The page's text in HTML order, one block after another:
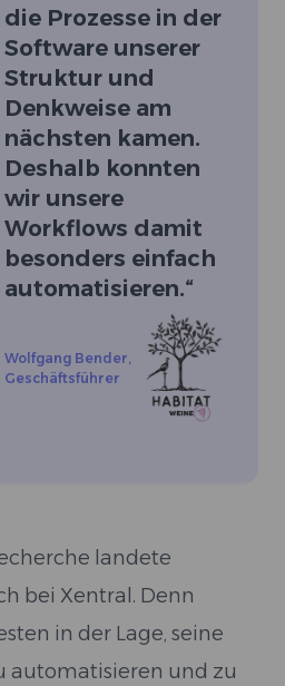
die Prozesse in der
Software unserer
Struktur und
Denkweise am
nächsten kamen.
Deshalb konnten
wir unsere
Workflows damit
besonders einfach
automatisieren.“
Wolfgang Bender
Geschäftsführer
landete
bei Xentral. Denn
in der Lage, seine
automatisieren und zu